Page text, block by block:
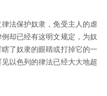
法保护奴隶，免受主人的虐
却已经有这明文规定，为奴
了奴隶的眼睛或打掉它的一
以色列的律法已经大大地超